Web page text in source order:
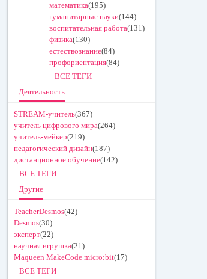
математика(195)
гуманитарные науки(144)
воспитательная работа(131)
физика(130)
естествознание(84)
профориентация(84)
ВСЕ ТЕГИ
Деятельность
STREAM-учитель(367)
учитель цифрового мира(264)
учитель-мейкер(219)
педагогический дизайн(187)
дистанционное обучение(142)
ВСЕ ТЕГИ
Другие
TeacherDesmos(42)
Desmos(30)
эксперт(22)
научная игрушка(21)
Maqueen MakeCode micro:bit(17)
ВСЕ ТЕГИ